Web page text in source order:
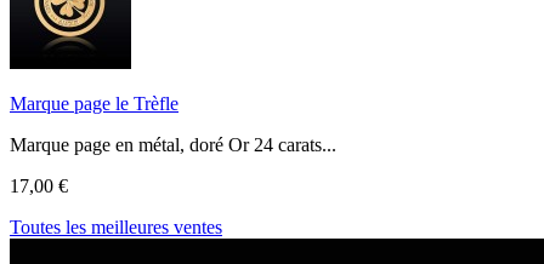
Marque page le Trèfle
Marque page en métal, doré Or 24 carats...
17,00 €
Toutes les meilleures ventes